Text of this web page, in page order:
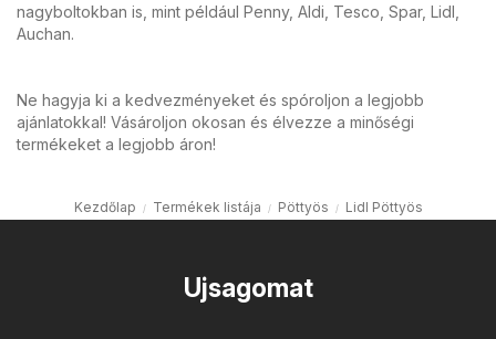
nagyboltokban is, mint például Penny, Aldi, Tesco, Spar, Lidl,
Auchan.
Ne hagyja ki a kedvezményeket és spóroljon a legjobb
ajánlatokkal! Vásároljon okosan és élvezze a minőségi
termékeket a legjobb áron!
Kezdőlap Termékek listája Pöttyös Lidl Pöttyös
Ujsagomat